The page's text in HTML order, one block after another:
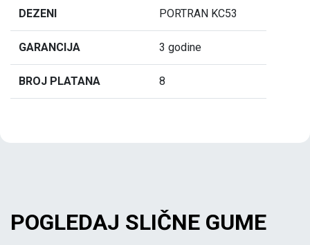
DEZENI PORTRAN KC53
GARANCIJA 3 godine
BROJ PLATANA 8
POGLEDAJ SLIČNE GUME